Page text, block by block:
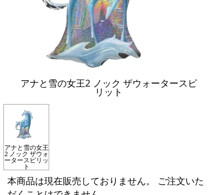
アナと雪の女王2 ノック ザウォータースピ
リット
アナと雪の女王
2 ノック ザウォ
ータースピリッ
ト
本商品は現在販売しておりません。 ご注文いた